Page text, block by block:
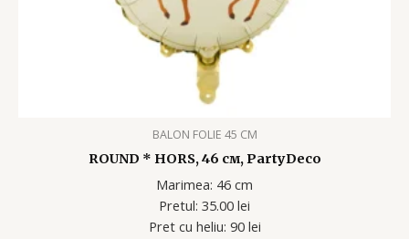
BALON FOLIE 45 CM
ROUND * HORS, 46 см, PartyDeco
Marimea: 46 cm
Pretul: 35.00 lei
Pret cu heliu: 90 lei